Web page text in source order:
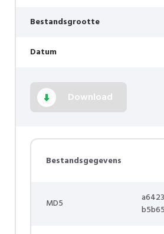
Bestandsgrootte
Datum
Download
Bestandsgegevens
MD5